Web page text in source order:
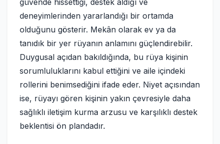
güvende hissettiği, destek aldığı ve
deneyimlerinden yararlandığı bir ortamda
olduğunu gösterir. Mekân olarak ev ya da
tanıdık bir yer rüyanın anlamını güçlendirebilir.
Duygusal açıdan bakıldığında, bu rüya kişinin
sorumluluklarını kabul ettiğini ve aile içindeki
rollerini benimsediğini ifade eder. Niyet açısından
ise, rüyayı gören kişinin yakın çevresiyle daha
sağlıklı iletişim kurma arzusu ve karşılıklı destek
beklentisi ön plandadır.